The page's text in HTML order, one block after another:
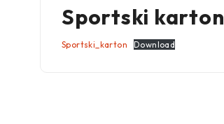
Sportski karton
Sportski_karton Download